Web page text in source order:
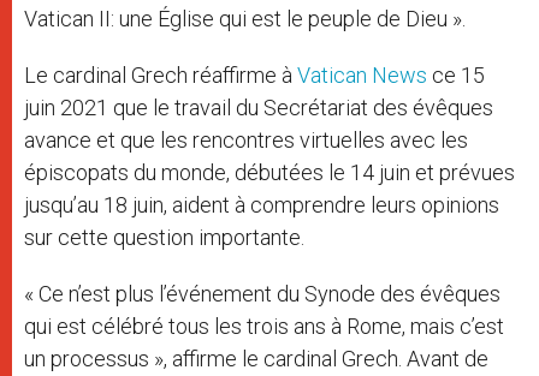
Vatican II: une Église qui est le peuple de Dieu ».
Le cardinal Grech réaffirme à Vatican News ce 15
juin 2021 que le travail du Secrétariat des évêques
avance et que les rencontres virtuelles avec les
épiscopats du monde, débutées le 14 juin et prévues
jusqu’au 18 juin, aident à comprendre leurs opinions
sur cette question importante.
« Ce n’est plus l’événement du Synode des évêques
qui est célébré tous les trois ans à Rome, mais c’est
un processus », affirme le cardinal Grech. Avant de